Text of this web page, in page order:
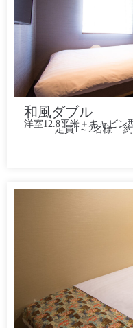
和風ダブル
洋室12.8平米＋キャビン
定員1～2名様